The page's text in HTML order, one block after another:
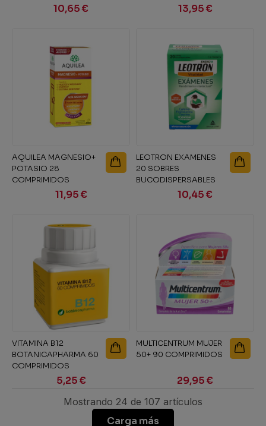
EFERVESCENTES
10,65 € 13,95 €
AQUILEA MAGNESIO+
POTASIO 28
COMPRIMIDOS
EFERVESCENTES
11,95 €
LEOTRON EXAMENES
20 SOBRES
BUCODISPERSABLES
10,45 €
VITAMINA B12
BOTANICAPHARMA 60
COMPRIMIDOS
5,25 €
MULTICENTRUM MUJER
50+ 90 COMPRIMIDOS
29,95 €
Mostrando 24 de 107 artículos
Carga más